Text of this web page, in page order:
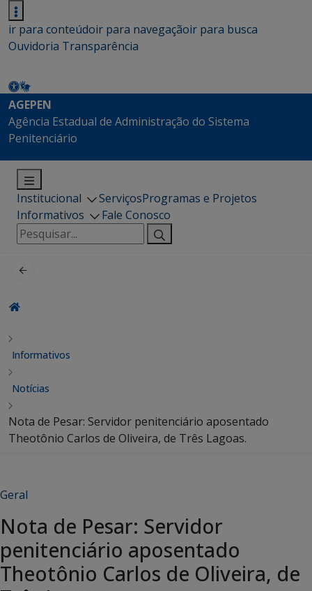
ir para conteúdoir para navegaçãoir para busca
Ouvidoria Transparência
AGEPEN
Agência Estadual de Administração do Sistema
Penitenciário
Institucional ServiçosProgramas e Projetos
Informativos
Fale Conosco
Pesquisar
por:
Informativos
Notícias
Nota de Pesar: Servidor penitenciário aposentado
Theotônio Carlos de Oliveira, de Três Lagoas.
Geral
Nota de Pesar: Servidor
penitenciário aposentado
Theotônio Carlos de Oliveira, de